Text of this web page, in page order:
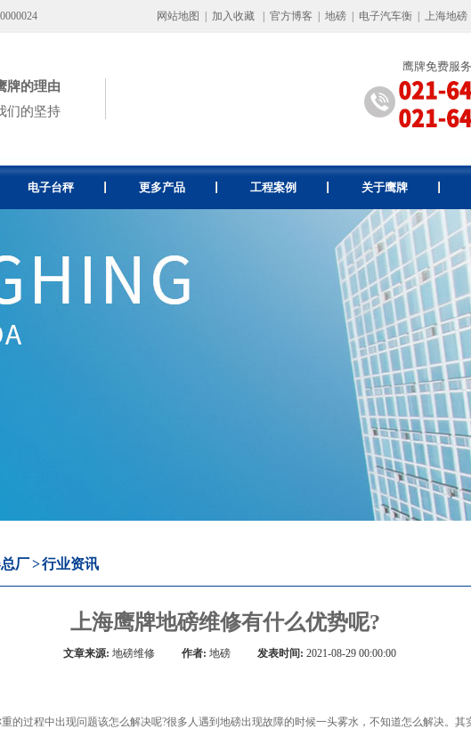
网站地图 加入收藏 官方博客 地磅 电子汽车衡 上海地磅
牌的理由
们的坚持
鹰牌免费服
电子台秤 更多产品 工程案例 关于鹰牌
总厂>行业资讯
上海鹰牌地磅维修有什么优势呢?
文章来源: 地磅维修 作者: 地磅 发表时间: 2021-08-29 00:00:00
过程中出现问题该怎么解决呢?很多人遇到地磅出现故障的时候一头雾水，不知道怎么解决。其